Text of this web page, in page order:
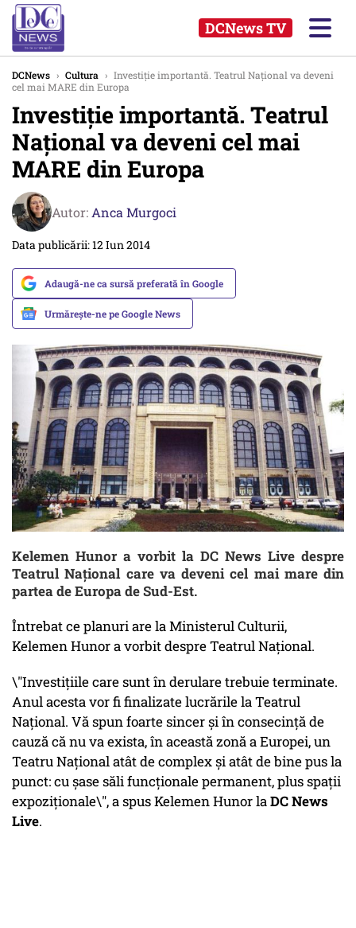
DCNews TV
DCNews › Cultura › Investiție importantă. Teatrul Național va deveni
cel mai MARE din Europa
Investiție importantă. Teatrul
Național va deveni cel mai
MARE din Europa
Autor: Anca Murgoci
Data publicării: 12 Iun 2014
Adaugă-ne ca sursă preferată în Google
Urmărește-ne pe Google News
Kelemen Hunor a vorbit la DC News Live despre
Teatrul Național care va deveni cel mai mare din
partea de Europa de Sud-Est.
Întrebat ce planuri are la Ministerul Culturii,
Kelemen Hunor a vorbit despre Teatrul Național.
\"Investițiile care sunt în derulare trebuie terminate.
Anul acesta vor fi finalizate lucrările la Teatrul
Național. Vă spun foarte sincer și în consecință de
cauză că nu va exista, în această zonă a Europei, un
Teatru Național atât de complex și atât de bine pus la
punct: cu șase săli funcționale permanent, plus spații
expoziționale\", a spus Kelemen Hunor laDC News
Live.